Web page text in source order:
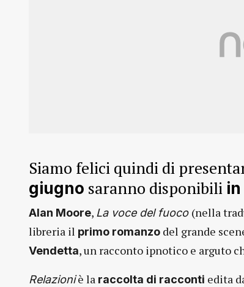
Siamo felici quindi di
giugno saranno disponibili
Alan Moore, La voce del fuoco (nella
libreria il primo romanzo del grande
Vendetta, un racconto ipnotico e arguto
Relazioniè la raccolta di racconti edita